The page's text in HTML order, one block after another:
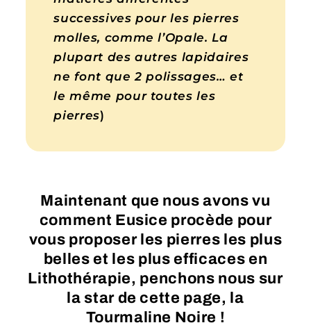
successives pour les pierres
molles, comme l’Opale. La
plupart des autres lapidaires
ne font que 2 polissages… et
le même pour toutes les
pierres)
Maintenant que nous avons vu
comment Eusice procède pour
vous proposer les pierres les plus
belles et les plus efficaces en
Lithothérapie, penchons nous sur
la star de cette page, la
Tourmaline Noire !